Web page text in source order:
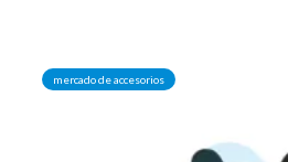
mercado de accesorios